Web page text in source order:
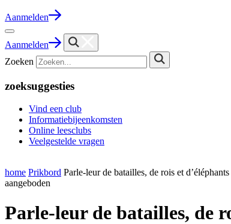
Aanmelden
Aanmelden
Zoeken
zoeksuggesties
Vind een club
Informatiebijeenkomsten
Online leesclubs
Veelgestelde vragen
home Prikbord Parle-leur de batailles, de rois et d’éléphants
aangeboden
Parle-leur de batailles, de